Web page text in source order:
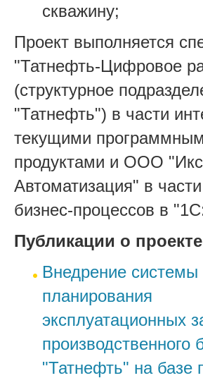
скважину;
Проект выполняется
"Татнефть-Цифровое
(структурное
"Татнефть") в части
текущими
продуктами и ООО
Автоматизация" в
бизнес-процессов в
Публикации о проекте
Внедрение системы
планирования
эксплуатационных
"Татнефть" на базе